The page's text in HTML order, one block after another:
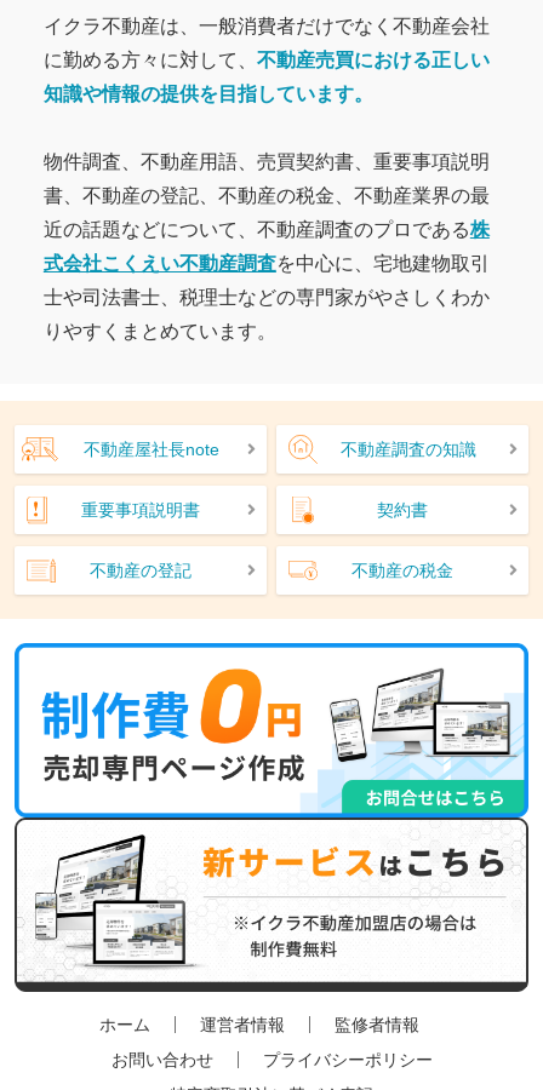
イクラ不動産は、一般消費者だけでなく不動産会社
に勤める方々に対して、 不動産売買における正しい
知識や情報の提供を目指しています。
物件調査、不動産用語、売買契約書、重要事項説明
書、不動産の登記、不動産の税金、不動産業界の最
近の話題などについて、不動産調査のプロである株
式会社こくえい不動産調査を中心に、宅地建物取引
士や司法書士、税理士などの専門家がやさしくわか
りやすくまとめています。
不動産屋社長note 不動産調査の知識
重要事項説明書 契約書
不動産の登記 不動産の税金
ホーム 運営者情報 監修者情報
お問い合わせ プライバシーポリシー